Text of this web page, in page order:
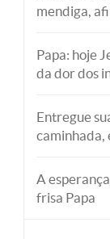
mendiga,
Papa: hoje
da dor dos
Entregue
caminhada,
A
frisa Papa